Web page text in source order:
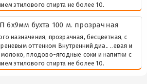
этилового спирта не более 10.
6х9мм бухта 100 м. прозрачная
назначения, прозрачная, бесцветная, с
оттенком Внутренний диа.. ..евая и
молоко, плодово-ягодные соки и напитки с
этилового спирта не более 10.